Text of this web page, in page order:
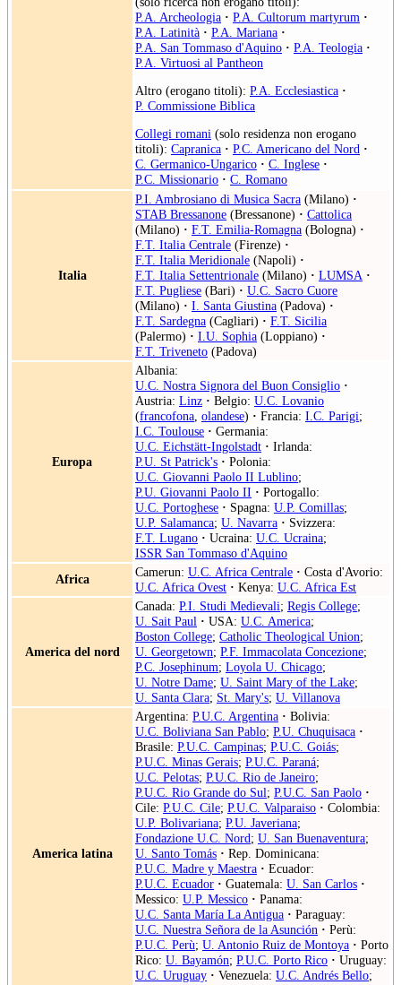
P.A. Archeologia · P.A. Cultorum martyrum ·
P.A. Latinità · P.A. Mariana ·
P.A. San Tommaso d'Aquino · P.A. Teologia ·
P.A. Virtuosi al Pantheon
Altro (erogano titoli): P.A. Ecclesiastica ·
P. Commissione Biblica
Collegi romani (solo residenza non erogano
titoli): Capranica · P.C. Americano del Nord ·
C. Germanico-Ungarico · C. Inglese ·
P.C. Missionario · C. Romano
Italia
P.I. Ambrosiano di Musica Sacra (Milano) ·
STAB Bressanone (Bressanone) · Cattolica
(Milano) · F.T. Emilia-Romagna (Bologna) ·
F.T. Italia Centrale (Firenze) ·
F.T. Italia Meridionale (Napoli) ·
F.T. Italia Settentrionale (Milano) · LUMSA ·
F.T. Pugliese (Bari) · U.C. Sacro Cuore
(Milano) · I. Santa Giustina (Padova) ·
F.T. Sardegna (Cagliari) · F.T. Sicilia
(Palermo) · I.U. Sophia (Loppiano) ·
F.T. Triveneto (Padova)
Europa
Albania:
U.C. Nostra Signora del Buon Consiglio ·
Austria: Linz · Belgio: U.C. Lovanio
(francofona olandese) · Francia: I.C. Parigi;
I.C. Toulouse · Germania:
U.C. Eichstätt-Ingolstadt · Irlanda:
P.U. St Patrick's · Polonia:
U.C. Giovanni Paolo II Lublino;
P.U. Giovanni Paolo II · Portogallo:
U.C. Portoghese · Spagna: U.P. Comillas;
U.P. Salamanca; U. Navarra · Svizzera:
F.T. Lugano · Ucraina: U.C. Ucraina;
ISSR San Tommaso d'Aquino
Africa
Camerun: U.C. Africa Centrale · Costa d'Avorio:
U.C. Africa Ovest · Kenya: U.C. Africa Est
America del nord
Canada: P.I. Studi Medievali; Regis College;
U. Sait Paul · USA: U.C. America;
Boston College; Catholic Theological Union;
U. Georgetown; P.F. Immacolata Concezione;
P.C. Josephinum; Loyola U. Chicago;
U. Notre Dame; U. Saint Mary of the Lake;
U. Santa Clara; St. Mary's; U. Villanova
America latina
Argentina: P.U.C. Argentina · Bolivia:
U.C. Boliviana San Pablo; P.U. Chuquisaca ·
Brasile: P.U.C. Campinas; P.U.C. Goiás;
P.U.C. Minas Gerais; P.U.C. Paraná;
U.C. Pelotas; P.U.C. Rio de Janeiro;
P.U.C. Rio Grande do Sul; P.U.C. San Paolo ·
Cile: P.U.C. Cile; P.U.C. Valparaiso · Colombia:
U.P. Bolivariana; P.U. Javeriana;
Fondazione U.C. Nord; U. San Buenaventura;
U. Santo Tomás · Rep. Dominicana:
P.U.C. Madre y Maestra · Ecuador:
P.U.C. Ecuador · Guatemala: U. San Carlos ·
Messico: U.P. Messico · Panama:
U.C. Santa María La Antigua · Paraguay:
U.C. Nuestra Señora de la Asunción · Perù:
P.U.C. Perù; U. Antonio Ruiz de Montoya · Porto
Rico: U. Bayamón; P.U.C. Porto Rico · Uruguay:
U.C. Uruguay · Venezuela: U.C. Andrés Bello;